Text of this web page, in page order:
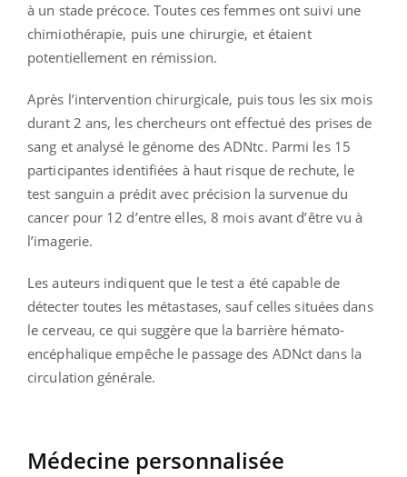
à un stade précoce. Toutes ces femmes ont suivi une
chimiothérapie, puis une chirurgie, et étaient
potentiellement en rémission.
Après l’intervention chirurgicale, puis tous les six mois
durant 2 ans, les chercheurs ont effectué des prises de
sang et analysé le génome des ADNtc. Parmi les 15
participantes identifiées à haut risque de rechute, le
test sanguin a prédit avec précision la survenue du
cancer pour 12 d’entre elles, 8 mois avant d’être vu à
l’imagerie.
Les auteurs indiquent que le test a été capable de
détecter toutes les métastases, sauf celles situées dans
le cerveau, ce qui suggère que la barrière hémato-
encéphalique empêche le passage des ADNct dans la
circulation générale.
Médecine personnalisée